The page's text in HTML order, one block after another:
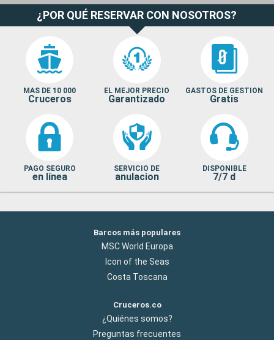
¿POR QUÉ RESERVAR CON NOSOTROS?
MAS DE 10 000
Cruceros
EL MEJOR PRECIO
Garantizado
GASTOS DE GESTION
Gratis
PAGO SEGURO
en línea
SERVICIO DE
anulacion
DISPONIBLE
7/7 d
Barcos más populares
MSC World Europa
Icon of the Seas
Costa Toscana
Cruceros.co
¿Quiénes somos?
Preguntas frecuentes